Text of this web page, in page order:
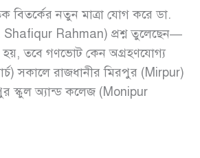
বিতর্কের নতুন মাত্রা যোগ করে ডা.
Rahman) প্রশ্ন তুলেছেন—
হয়, তবে গণভোট কেন অগ্রহণযোগ্য
সকালে রাজধানীর মিরপুর (Mirpur)
স্কুল অ্যান্ড কলেজ (Monipur